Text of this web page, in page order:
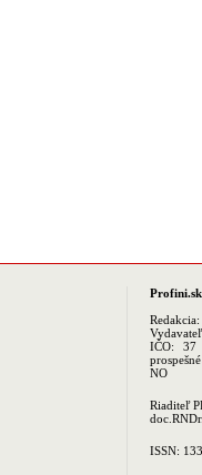
Profini.sk
Redakcia:
IČO: 37
NO
Riaditeľ
ISSN: